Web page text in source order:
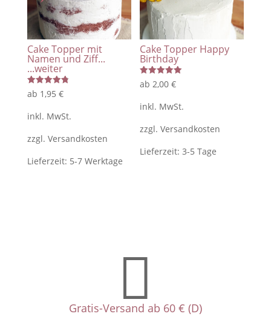
Cake Topper mit
Namen und Ziff...
...weiter
Bewertet
mit
von 5
ab 1,95 €
inkl. MwSt.
zzgl. Versandkosten
Lieferzeit: 5-7 Werktage
Cake Topper Happy
Birthday
Bewertet
mit
von 5
ab 2,00€
inkl. MwSt.
zzgl.Versandkosten
Lieferzeit:3-5 Tage

Gratis-Versand ab 60 € (D)